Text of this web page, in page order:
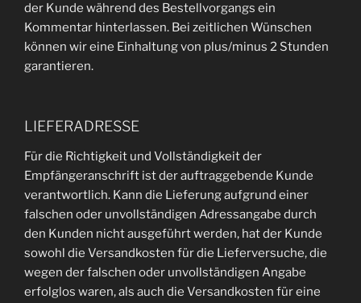
der Kunde während des Bestellvorgangs ein
Kommentar hinterlassen. Bei zeitlichen Wünschen
können wir eine Einhaltung von plus/minus 2 Stunden
garantieren.
LIEFERADRESSE
Für die Richtigkeit und Vollständigkeit der
Empfängeranschrift ist der auftraggebende Kunde
verantwortlich. Kann die Lieferung aufgrund einer
falschen oder unvollständigen Adressangabe durch
den Kunden nicht ausgeführt werden, hat der Kunde
sowohl die Versandkosten für die Lieferversuche, die
wegen der falschen oder unvollständigen Angabe
erfolglos waren, als auch die Versandkosten für eine